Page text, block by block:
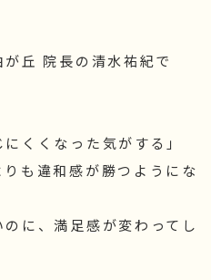
丘 院長の清水祐紀で
くくなった気がする」
りも違和感が勝つようにな
のに、満足感が変わってし